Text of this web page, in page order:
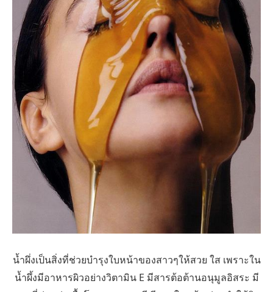
น้ำผึ่งเป็นสิ่งที่ช่วยบำรุงใบหน้าของสาวๆให้สวย ใส เพราะใน
น้ำผึ้งมีอาหารผิวอย่างวิตามิน E มีสารต้อต้านอนุมูลอิสระ มี